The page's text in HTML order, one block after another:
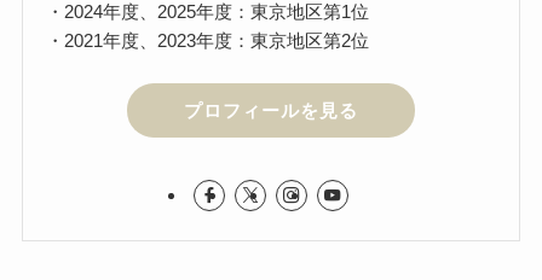
・2024年度、2025年度：東京地区第1位
・2021年度、2023年度：東京地区第2位
プロフィールを見る